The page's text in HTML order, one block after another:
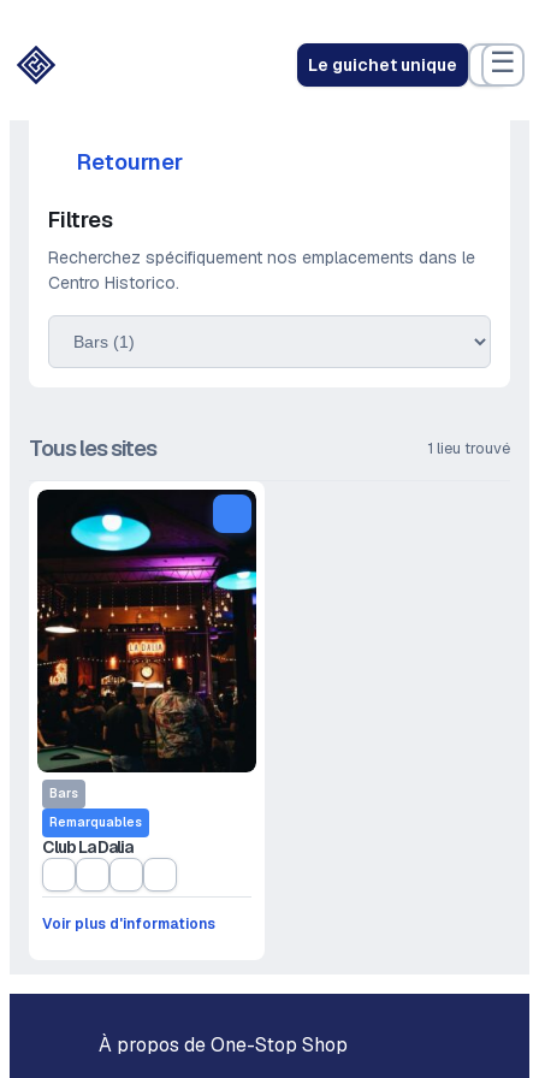
au
contenu
Le guichet unique ☰
Retourner
Filtres
Recherchez spécifiquement nos emplacements dans le
Centro Historico.
Tous les sites 1 lieu trouvé
Bars
Remarquables
Club La Dalia
Voir plus d'informations
À propos de One-Stop Shop